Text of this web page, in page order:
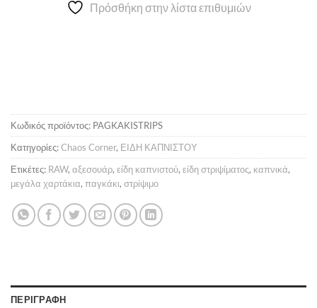
Πρόσθήκη στην λίστα επιθυμιών
Κωδικός προϊόντος: PAGKAKISTRIPS
Κατηγορίες:Chaos Corner, ΕΙΔΗ ΚΑΠΝΙΣΤΟΥ
Ετικέτες: RAW, αξεσουάρ, είδη καπνιστού, είδη στριψίματος, καπνικά,
μεγάλα χαρτάκια, παγκάκι, στρίψιμο
ΠΕΡΙΓΡΑΦΉ